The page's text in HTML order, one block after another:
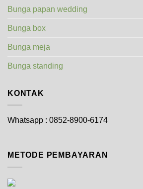
Bunga papan wedding
Bunga box
Bunga meja
Bunga standing
KONTAK
Whatsapp : 0852-8900-6174
METODE PEMBAYARAN